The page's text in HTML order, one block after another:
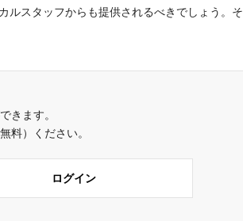
ルスタッフからも提供されるべきでしょう。そ
きます。
料）ください。
ログイン